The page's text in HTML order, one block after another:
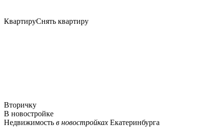
КвартируСнять квартиру
Вторичку
В новостройке
Недвижимость в новостройках Екатеринбурга